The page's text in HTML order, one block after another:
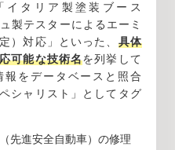
イタリア製塗装ブース
製テスターによるエーミ
）対応」といった、 具体
可能な技術名を列挙して
報をデータベースと照合
シャリスト」としてタグ
先進安全自動車）の修理